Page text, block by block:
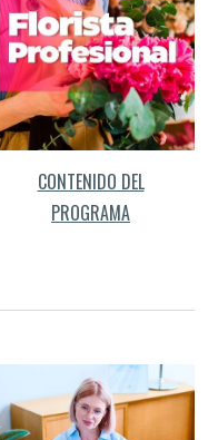
CONTENIDO DEL
PROGRAMA